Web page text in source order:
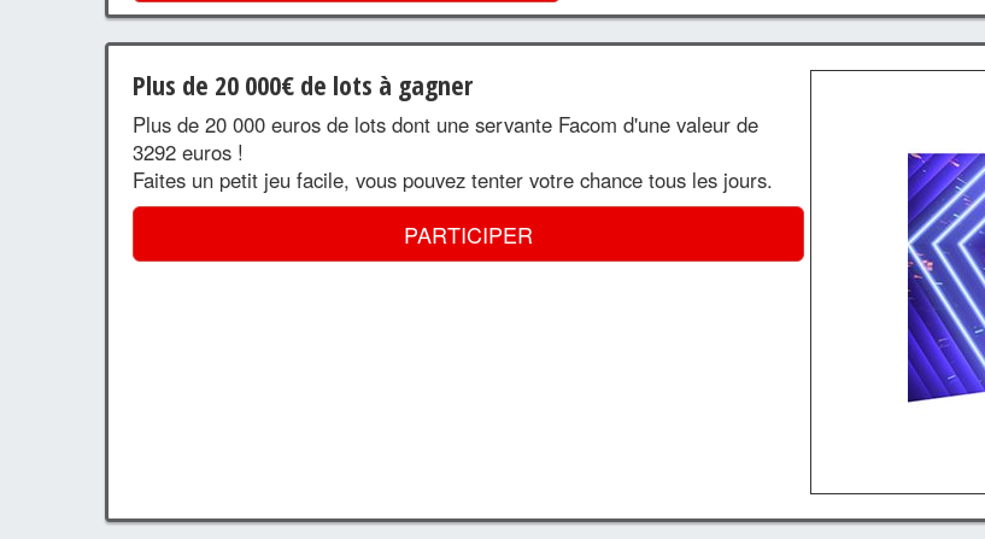
Plus de 20 000€ de lots à gagner
Plus de 20 000 euros de lots dont une servante Facom d'une valeur de
3292 euros !
Faites un petit jeu facile, vous pouvez tenter votre chance tous les jours.
PARTICIPER